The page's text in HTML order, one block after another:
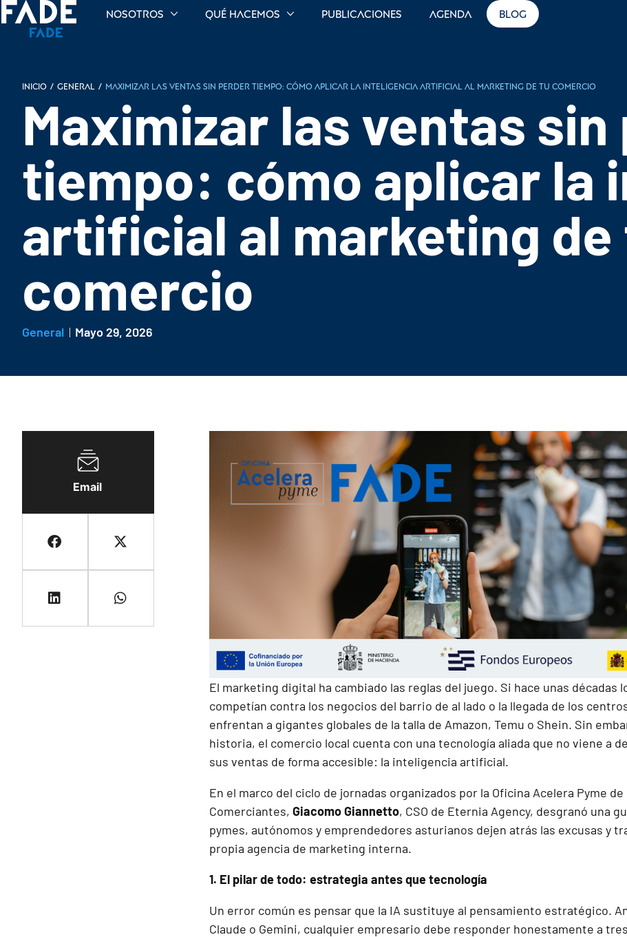
Nosotros Qué hacemos Publicaciones Agenda Blog
INICIO / General / Maximizar las ventas sin perder tiempo: cómo aplicar la inteligencia artificial al marketing de tu comercio
Maximizar las ventas
tiempo: cómo aplicar la
artificial al marketing de
comercio
General Mayo 29, 2026
Email
El marketing digital ha cambiado las reglas del juego. Si hace unas décadas
competían contra los negocios del barrio de al lado o la llegada de los
enfrentan a gigantes globales de la talla de Amazon, Temu o Shein. Sin
historia, el comercio local cuenta con una tecnología aliada que no viene a
sus ventas de forma accesible: la inteligencia artificial.
En el marco del ciclo de jornadas organizados por la Oficina Acelera Pyme de
Comerciantes, Giacomo Giannetto, CSO de Eternia Agency, desgranó una
pymes, autónomos y emprendedores asturianos dejen atrás las excusas y
propia agencia de marketing interna.
1. El pilar de todo: estrategia antes que tecnología
Un error común es pensar que la IA sustituye al pensamiento estratégico.
Claude o Gemini, cualquier empresario debe responder honestamente a